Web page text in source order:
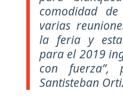
comodidad
varias
la feria y
para el 2019
con fuerza”,
Santisteban